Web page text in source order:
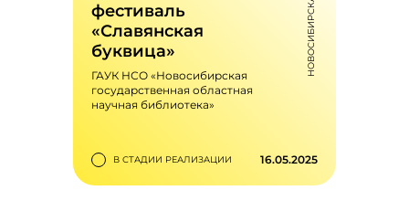
литератур народов,
проживающих в Крыму
favorite_outline 1 visibility 420
фестиваль
«Славянская
буквица»
ГАУК НСО «Новосибирская
государственная областная
научная библиотека»
В СТАДИИ РЕАЛИЗАЦИИ 16.05.2025